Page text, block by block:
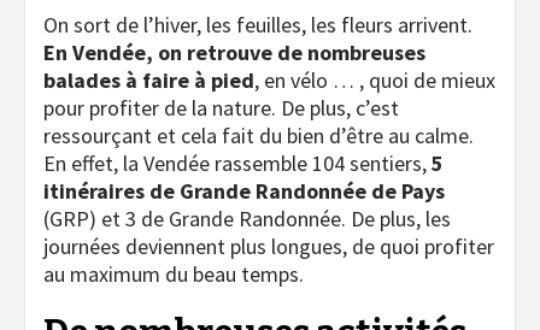
On sort de l’hiver, les feuilles, les fleurs arrivent.
En Vendée, on retrouve de nombreuses
balades à faire à pied, en vélo … , quoi de mieux
pour profiter de la nature. De plus, c’est
ressourçant et cela fait du bien d’être au calme.
En effet, la Vendée rassemble 104 sentiers,5
itinéraires de Grande Randonnée de Pays
(GRP) et 3 de Grande Randonnée. De plus, les
journées deviennent plus longues, de quoi profiter
au maximum du beau temps.